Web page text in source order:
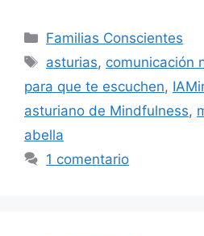
Familias Conscientes
asturias, comunicación
para que te escuchen,
asturiano de Mindfulness,
abella
1 comentario